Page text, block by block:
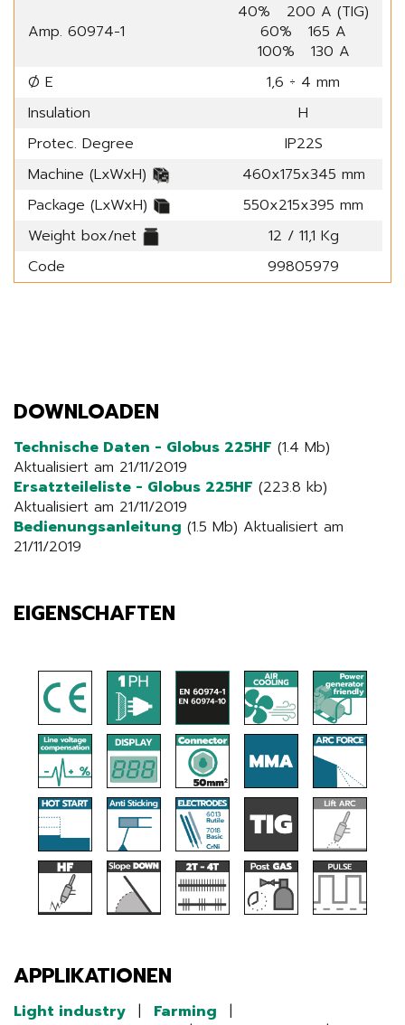
Amp. 60974-1
40% 200 A (TIG)
60% 165 A
100% 130 A
Ø E
1,6 ÷ 4 mm
Insulation
H
Protec. Degree
IP22S
Machine (LxWxH)
460x175x345 mm
Package (LxWxH)
550x215x395 mm
Weight box/net
12 / 11,1 Kg
Code
99805979
DOWNLOADEN
Technische Daten - Globus 225HF (1.4 Mb)
Aktualisiert am 21/11/2019
Ersatzteileliste - Globus 225HF (223.8 kb)
Aktualisiert am 21/11/2019
Bedienungsanleitung (1.5 Mb) Aktualisiert am
21/11/2019
EIGENSCHAFTEN
APPLIKATIONEN
Light industry | Farming
|